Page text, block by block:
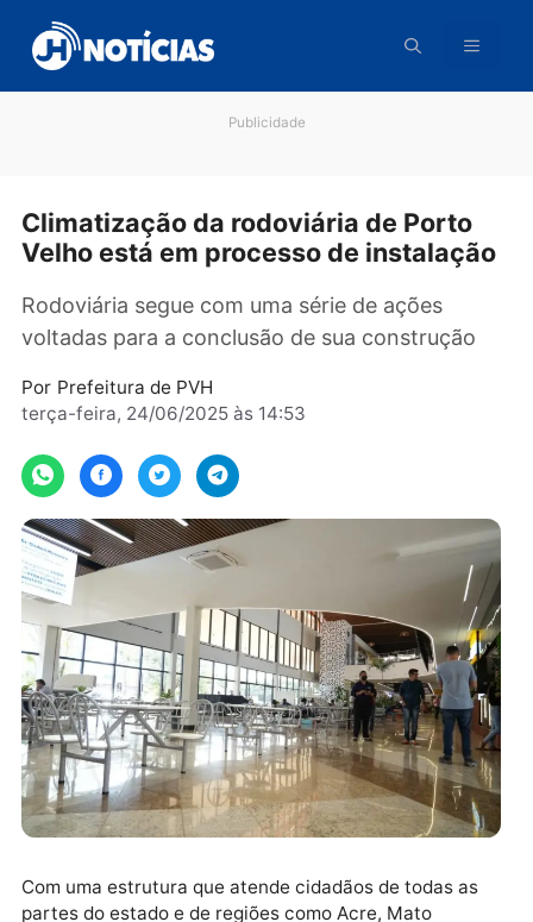
para
conteúdo
Climatização da rodoviária de Porto
Rodoviária segue com uma série de ações
voltadas para a conclusão de sua construção
Por
Prefeitura de PVH
terça-feira, 24/06/2025 às 14:53